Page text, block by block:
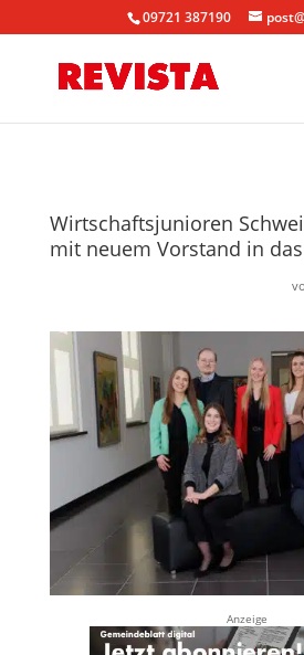
09721 387190
Wirtschaftsjunioren
mit neuem Vorstand in das
Anzeige